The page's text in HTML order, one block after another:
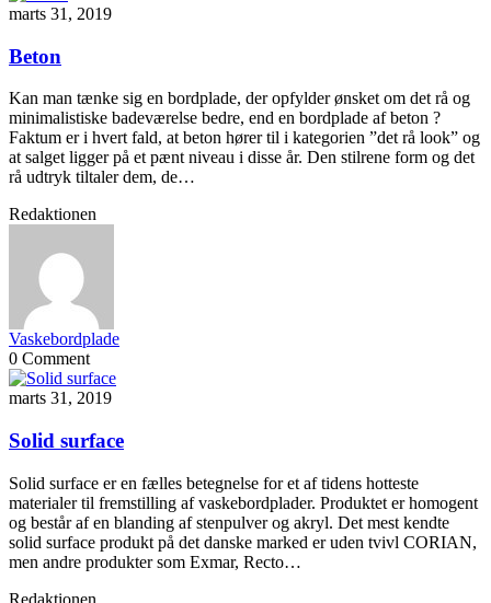
marts 31, 2019
Beton
Kan man tænke sig en bordplade, der opfylder ønsket om det rå og
minimalistiske badeværelse bedre, end en bordplade af beton ?
Faktum er i hvert fald, at beton hører til i kategorien ”det rå look” og
at salget ligger på et pænt niveau i disse år. Den stilrene form og det
rå udtryk tiltaler dem, de…
Redaktionen
Vaskebordplade
0 Comment
marts 31, 2019
Solid surface
Solid surface er en fælles betegnelse for et af tidens hotteste
materialer til fremstilling af vaskebordplader. Produktet er homogent
og består af en blanding af stenpulver og akryl. Det mest kendte
solid surface produkt på det danske marked er uden tvivl CORIAN,
men andre produkter som Exmar, Recto…
Redaktionen